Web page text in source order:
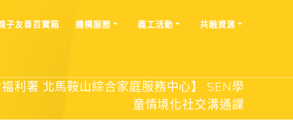
⼦友善百寶箱 機構服務 義工活動 共融資源
利署 北馬鞍山綜合家庭服務中心】 SEN學
童情境化社交溝通課